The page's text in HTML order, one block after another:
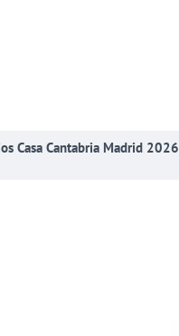
Casa Cantabria Madrid 2026